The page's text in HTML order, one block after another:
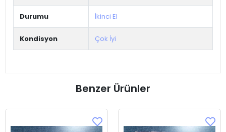
Durumu İkinci El
Kondisyon Çok İyi
Benzer Ürünler